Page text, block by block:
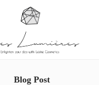
Blog Post